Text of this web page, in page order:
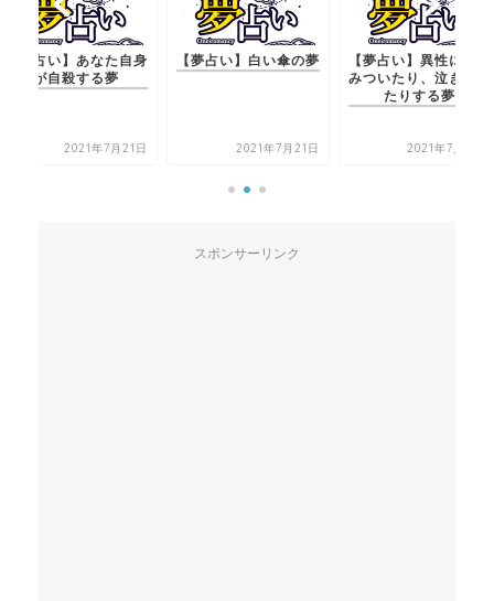
【夢占い】白い傘の夢
2021年7月21日
【夢占い】異性にしが
2021年7月20日
【夢占い】あなた自身
が自殺する夢
2021年7月21日
スポンサーリンク